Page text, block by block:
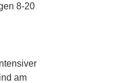
8-20
am